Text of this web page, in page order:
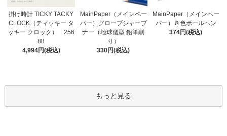
掛け時計 TICKY TACKY
CLOCK（ティッキー タ
ッキー クロック） 256
88
4,994円(税込)
MainPaper（メインペー
パー）グローブシャープ
ナー（地球儀型 鉛筆削
り）
330円(税込)
MainPaper（メインペー
パー）８色ボールペン
374円(税込)
もっと見る